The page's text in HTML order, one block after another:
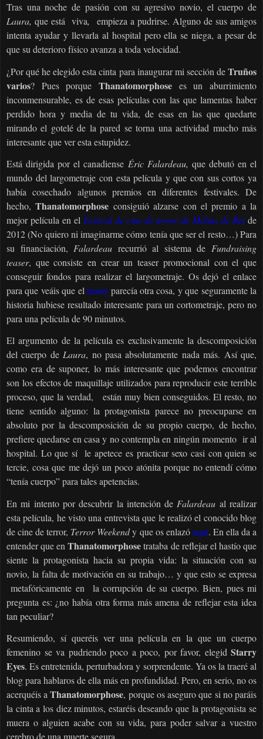
Tras una noche de pasión con su agresivo novio, el cuerpo de
Laura,que está viva,
empieza a pudrirse. Alguno de sus amigos
intenta ayudar y llevarla al hospital pero ella se niega, a pesar de
que su deterioro físico avanza a toda velocidad.
¿Por qué he elegido esta cinta para inaugurar mi sección deTruños
varios? Pues porque Thanatomorphose es un aburrimiento
inconmensurable, es de esas películas con las que lamentas haber
perdido hora y media de tu vida, de esas en las que quedarte
mirando el gotelé de la pared se torna una actividad mucho más
interesante que ver esta estupidez.
Está dirigida por el canadiense Éric Falardeau, que debutó en el
mundo del largometraje con esta película y que con sus cortos ya
había cosechado algunos premios en diferentes festivales. De
hecho,Thanatomorphose consiguió alzarse con el premio a la
mejor película en el Festival de cine de terror de Molins de Rei de
2012 (No quiero ni imaginarme cómo tenía que ser el resto…) Para
su financiación, Falardeau recurrió al sistema de Fundraising
teaser, que consiste en crear un teaser promocional con el que
conseguir fondos para realizar el largometraje. Os dejó el enlace
para que veáis que elteaserparecía otra cosa, y que seguramente la
historia hubiese resultado interesante para un cortometraje, pero no
para una película de 90 minutos.
El argumento de la película es exclusivamente la descomposición
del cuerpo deLaura, no pasa absolutamente nada más. Así que,
como era de suponer, lo más interesante que podemos encontrar
son los efectos de maquillaje utilizados para reproducir este terrible
proceso, que la verdad,
están muy bien conseguidos. El resto, no
tiene sentido alguno: la protagonista parece no preocuparse en
absoluto por la descomposición de su propio cuerpo, de hecho,
prefiere quedarse en casa y no contempla en ningún momento ir al
hospital. Lo que sí le apetece es practicar sexo casi con quien se
tercie, cosa que me dejó un poco atónita porque no entendí cómo
“tenía cuerpo” para tales apetencias.
En mi intento por descubrir la intención de Falardeau al realizar
esta película, he visto una entrevista que le realizó el conocido blog
de cine de terror, Terror Weekendy que os enlazóaquí. En ella da a
entender que enThanatomorphosetrataba de reflejar el hastío que
siente la protagonista hacia su propia vida: la situación con su
novio, la falta de motivación en su trabajo… y que esto se expresa
metafóricamente en
la corrupción de su cuerpo. Bien, pues mi
pregunta es: ¿no había otra forma más amena de reflejar esta idea
tan peculiar?
Resumiendo, sí queréis ver una película en la que un cuerpo
femenino se va pudriendo poco a poco, por favor, elegid Starry
Eyes. Es entretenida, perturbadora y sorprendente. Ya os la traeré al
blog para hablaros de ella más en profundidad. Pero, en serio, no os
acerquéis aThanatomorphose, porque os aseguro que si no paráis
la cinta a los diez minutos, estaréis deseando que la protagonista se
muera o alguien acabe con su vida, para poder salvar a vuestro
cerebro de una muerte segura.